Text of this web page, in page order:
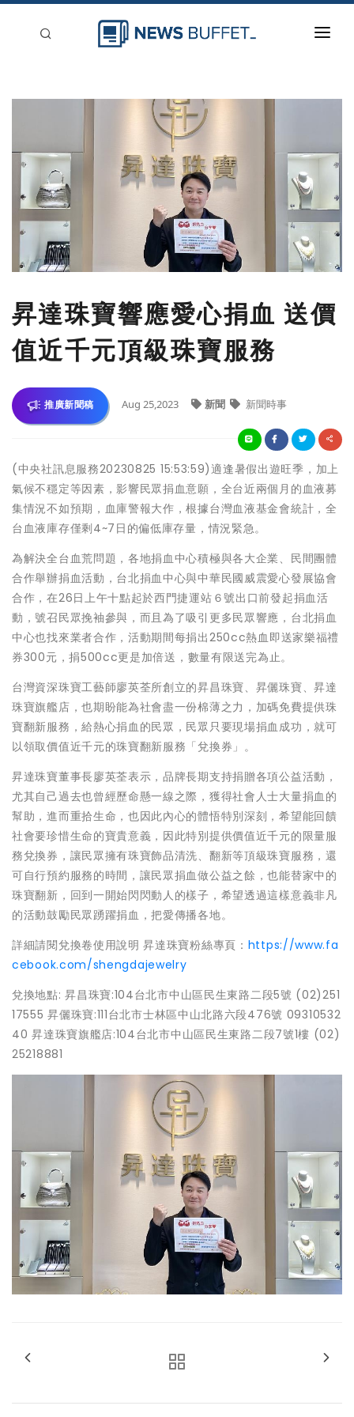
刊登
昇達珠寶響應愛心捐血 送價
值近千元頂級珠寶服務
推廣新聞稿 Aug 25,2023 新聞 新聞時事
(中央社訊息服務20230825 15:53:59)適逢暑假出遊旺季，加上
氣候不穩定等因素，影響民眾捐血意願，全台近兩個月的血液募
集情況不如預期，血庫警報大作，根據台灣血液基金會統計，全
台血液庫存僅剩4~7日的偏低庫存量，情況緊急。
為解決全台血荒問題，各地捐血中心積極與各大企業、民間團體
合作舉辦捐血活動，台北捐血中心與中華民國威震愛心發展協會
合作，在26日上午十點起於西門捷運站６號出口前發起捐血活
動，號召民眾挽袖參與，而且為了吸引更多民眾響應，台北捐血
中心也找來業者合作，活動期間每捐出250cc熱血即送家樂福禮
券300元，捐500cc更是加倍送，數量有限送完為止。
台灣資深珠寶工藝師廖英荃所創立的昇昌珠寶、昇儷珠寶、昇達
珠寶旗艦店，也期盼能為社會盡一份棉薄之力，加碼免費提供珠
寶翻新服務，給熱心捐血的民眾，民眾只要現場捐血成功，就可
以領取價值近千元的珠寶翻新服務「兌換券」。
昇達珠寶董事長廖英荃表示，品牌長期支持捐贈各項公益活動，
尤其自己過去也曾經歷命懸一線之際，獲得社會人士大量捐血的
幫助，進而重拾生命，也因此內心的體悟特別深刻，希望能回饋
社會要珍惜生命的寶貴意義，因此特別提供價值近千元的限量服
務兌換券，讓民眾擁有珠寶飾品清洗、翻新等頂級珠寶服務，還
可自行預約服務的時間，讓民眾捐血做公益之餘，也能替家中的
珠寶翻新，回到一開始閃閃動人的樣子，希望透過這樣意義非凡
的活動鼓勵民眾踴躍捐血，把愛傳播各地。
詳細請閱兌換卷使用說明 昇達珠寶粉絲專頁： https://www.fa
cebook.com/shengdajewelry
兌換地點: 昇昌珠寶:104台北市中山區民生東路二段5號 (02)251
17555 昇儷珠寶:111台北市士林區中山北路六段476號 09310532
40 昇達珠寶旗艦店:104台北市中山區民生東路二段7號1樓 (02)
25218881